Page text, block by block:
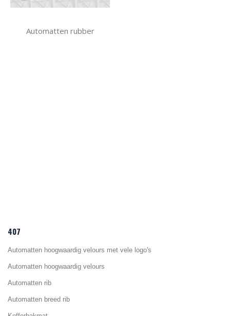
Automatten rubber
407
Automatten hoogwaardig velours met vele logo's
Automatten hoogwaardig velours
Automatten rib
Automatten breed rib